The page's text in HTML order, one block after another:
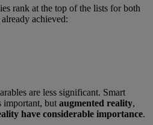
rank at the top of the lists for both
achieved:
are less significant. Smart
important, but augmented reality,
have considerable importance.